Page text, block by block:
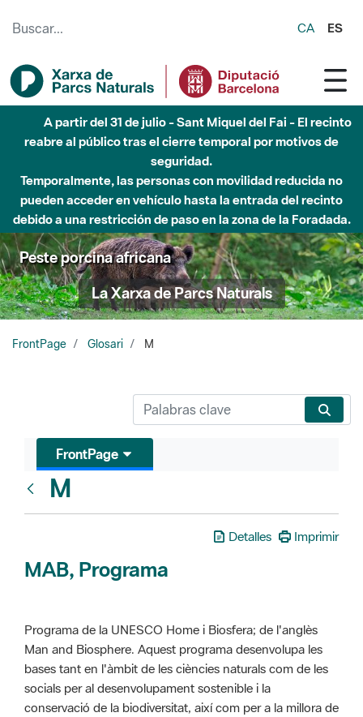
CA ES
A partir del 31 de julio - Sant Miquel del Fai - El recinto
reabre al público tras el cierre temporal por motivos de
seguridad.
Temporalmente, las personas con movilidad reducida no
pueden acceder en vehículo hasta la entrada del recinto
debido a una restricción de paso en la zona de la Foradada.
Peste porcina africana
La Xarxa de Parcs Naturals
FrontPage Glosari M
FrontPage
M
Detalles Imprimir
MAB, Programa
Programa de la UNESCO Home i Biosfera; de l'anglès
Man and Biosphere. Aquest programa desenvolupa les
bases tant en l'àmbit de les ciències naturals com de les
socials per al desenvolupament sostenible i la
conservació de la biodiversitat, així com per a la millora de